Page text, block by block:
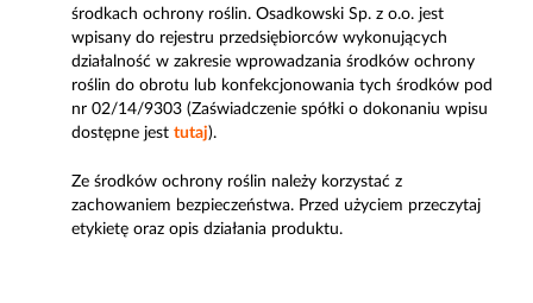
środkach ochrony roślin. Osadkowski Sp. z o.o. jest
wpisany do rejestru przedsiębiorców wykonujących
działalność w zakresie wprowadzania środków ochrony
roślin do obrotu lub konfekcjonowania tych środków pod
nr 02/14/9303 (Zaświadczenie spółki o dokonaniu wpisu
dostępne jest tutaj).
Ze środków ochrony roślin należy korzystać z
zachowaniem bezpieczeństwa. Przed użyciem przeczytaj
etykietę oraz opis działania produktu.